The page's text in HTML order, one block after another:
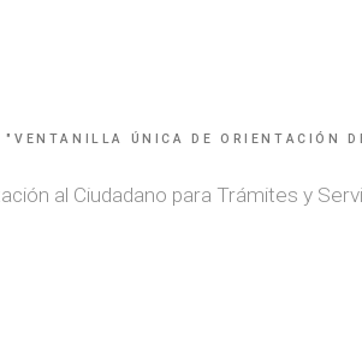
ÚNICA DE ORIENTACIÓN
al Ciudadano para Trámites y